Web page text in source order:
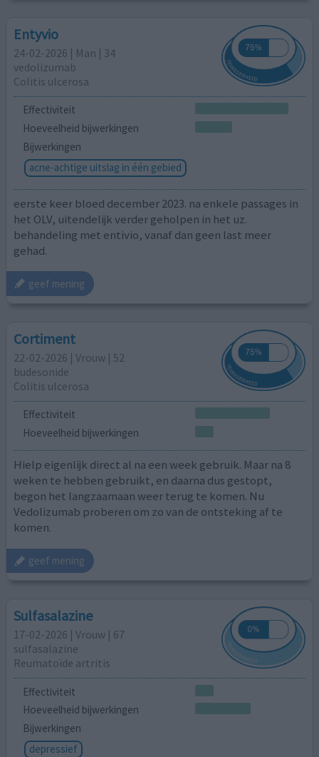
Entyvio
24-02-2026 | Man | 34
vedolizumab
Colitis ulcerosa
Effectiviteit
Hoeveelheid bijwerkingen
Bijwerkingen
acne-achtige uitslag in één gebied
eerste keer bloed december 2023. na enkele passages in
het OLV, uitendelijk verder geholpen in het uz.
behandeling met entivio, vanaf dan geen last meer
gehad.
geef mening
Cortiment
22-02-2026 | Vrouw | 52
budesonide
Colitis ulcerosa
Effectiviteit
Hoeveelheid bijwerkingen
Hielp eigenlijk direct al na een week gebruik. Maar na 8
weken te hebben gebruikt, en daarna dus gestopt,
begon het langzaamaan weer terug te komen. Nu
Vedolizumab proberen om zo van de ontsteking af te
komen.
geef mening
Sulfasalazine
17-02-2026 | Vrouw | 67
sulfasalazine
Reumatoïde artritis
Effectiviteit
Hoeveelheid bijwerkingen
Bijwerkingen
depressief